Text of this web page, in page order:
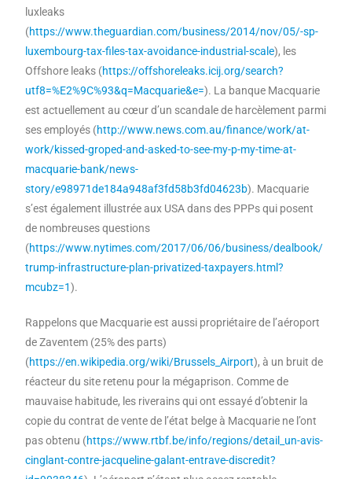
luxleaks
(https://www.theguardian.com/business/2014/nov/05/-sp-
luxembourg-tax-files-tax-avoidance-industrial-scale), les
Offshore leaks (https://offshoreleaks.icij.org/search?
utf8=%E2%9C%93&q=Macquarie&e=). La banque Macquarie
est actuellement au cœur d’un scandale de harcèlement parmi
ses employés (http://www.news.com.au/finance/work/at-
work/kissed-groped-and-asked-to-see-my-p-my-time-at-
macquarie-bank/news-
story/e98971de184a948af3fd58b3fd04623b). Macquarie
s’est également illustrée aux USA dans des PPPs qui posent
de nombreuses questions
(https://www.nytimes.com/2017/06/06/business/dealbook/
trump-infrastructure-plan-privatized-taxpayers.html?
mcubz=1).
Rappelons que Macquarie est aussi propriétaire de l’aéroport
de Zaventem (25% des parts)
(https://en.wikipedia.org/wiki/Brussels_Airport), à un bruit de
réacteur du site retenu pour la mégaprison. Comme de
mauvaise habitude, les riverains qui ont essayé d’obtenir la
copie du contrat de vente de l’état belge à Macquarie ne l’ont
pas obtenu (https://www.rtbf.be/info/regions/detail_un-avis-
cinglant-contre-jacqueline-galant-entrave-discredit?